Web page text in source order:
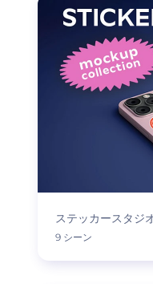
ステッカースタジ
9 シーン